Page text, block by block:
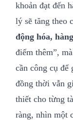
khoản đạt đến
lý sẽ tăng theo
động hóa,
điểm thêm”,
cần công cụ
đồng thời vẫn
thiết cho từng
ràng, nhìn một